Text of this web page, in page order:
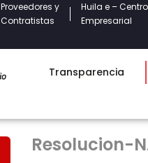
Proveedores y
Contratistas
Huila e – Centro
Empresarial
Transparencia
Resolucion-